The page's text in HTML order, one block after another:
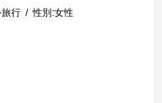
行 性別:女性